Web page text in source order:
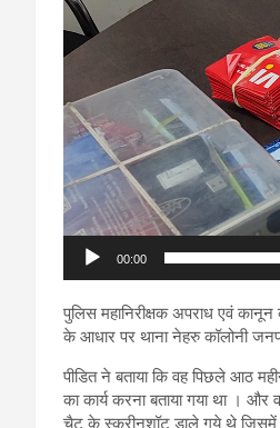
00:00
पुलिस महानिरीक्षक अपराध एवं
के आधार पर थाना नेहरु कॉलोनी
पीडित ने बताया कि वह पिछले आठ
का कार्य करना बताया गया था ।
चैट के स्क्रीनशॉट डाले गये थे जिसमें